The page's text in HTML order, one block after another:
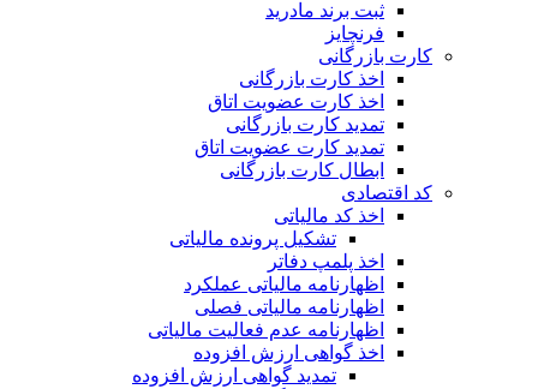
ثبت برند مادرید
فرنچایز
کارت بازرگانی
اخذ کارت بازرگانی
اخذ کارت عضویت اتاق
تمدید کارت بازرگانی
تمدید کارت عضویت اتاق
ابطال کارت بازرگانی
کد اقتصادی
اخذ کد مالیاتی
تشکیل پرونده مالیاتی
اخذ پلمپ دفاتر
اظهارنامه مالیاتی عملکرد
اظهارنامه مالیاتی فصلی
اظهارنامه عدم فعالیت مالیاتی
اخذ گواهی ارزش افزوده
تمدید گواهی ارزش افزوده